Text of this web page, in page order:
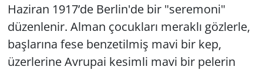
Haziran 1917’de Berlin'de bir "seremoni"
düzenlenir. Alman çocukları meraklı gözlerle,
başlarına fese benzetilmiş mavi bir kep,
üzerlerine Avrupai kesimli mavi bir pelerin